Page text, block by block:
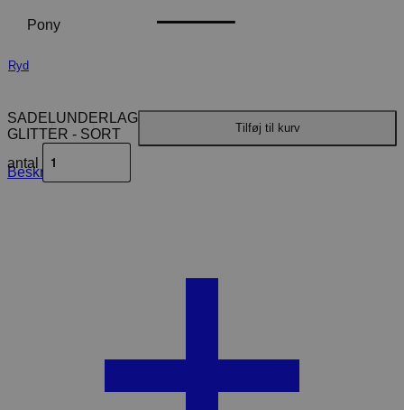
Pony
Ryd
SADELUNDERLAG
GLITTER - SORT
antal
Tilføj til kurv
Beskrivelse